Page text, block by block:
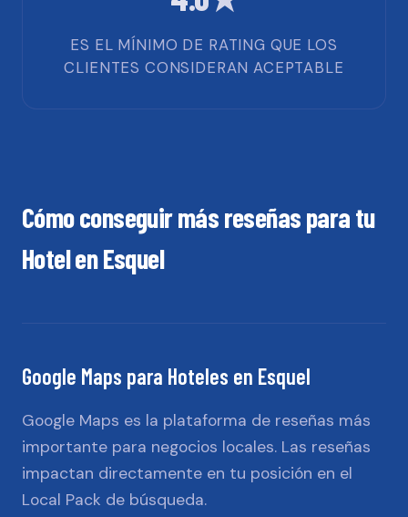
ES EL MÍNIMO DE RATING QUE LOS
CLIENTES CONSIDERAN ACEPTABLE
Cómo conseguir más reseñas para tu
HotelenEsquel
Google Maps para Hoteles en Esquel
Google Maps es la plataforma de reseñas más
importante para negocios locales. Las reseñas
impactan directamente en tu posición en el
Local Pack de búsqueda.